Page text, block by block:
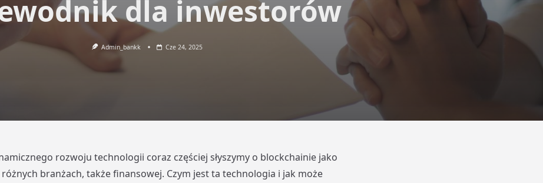
dla inwestorów
Admin_bankk Cze 24, 2025
rozwoju technologii coraz częściej słyszymy o blockchainie jako
branżach, także finansowej. Czym jest ta technologia i jak może